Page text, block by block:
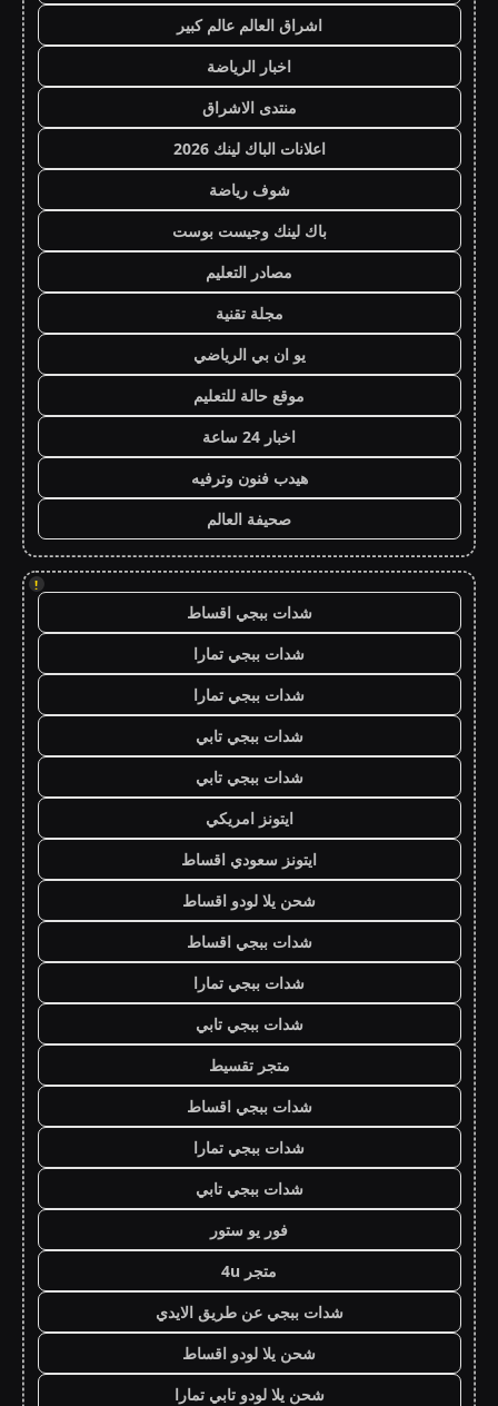
اشراق العالم عالم كبير
اخبار الرياضة
منتدى الاشراق
اعلانات الباك لينك 2026
شوف رياضة
باك لينك وجيست بوست
مصادر التعليم
مجلة تقنية
يو ان بي الرياضي
موقع حالة للتعليم
اخبار 24 ساعة
هيدب فنون وترفيه
صحيفة العالم
!
شدات ببجي اقساط
شدات ببجي تمارا
شدات ببجي تمارا
شدات ببجي تابي
شدات ببجي تابي
ايتونز امريكي
ايتونز سعودي اقساط
شحن يلا لودو اقساط
شدات ببجي اقساط
شدات ببجي تمارا
شدات ببجي تابي
متجر تقسيط
شدات ببجي اقساط
شدات ببجي تمارا
شدات ببجي تابي
فور يو ستور
متجر 4u
شدات ببجي عن طريق الايدي
شحن يلا لودو اقساط
شحن يلا لودو تابي تمارا